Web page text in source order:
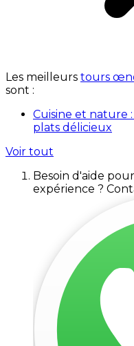
Les meilleurs tours
sont :
Cuisine et nature
plats délicieux
Voir tout
Besoin d'aide
expérience ?